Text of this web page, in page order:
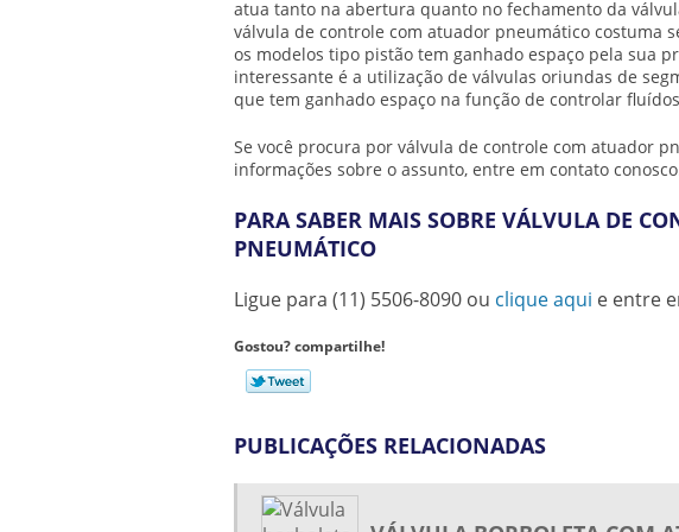
atua tanto na abertura quanto no fechamento da
válvula de controle com atuador pneumático costuma
os modelos tipo pistão tem ganhado espaço pela sua
interessante é a utilização de válvulas oriundas de
que tem ganhado espaço na função de controlar
Se você procura por válvula de controle com atuador
informações sobre o assunto, entre em contato
PARA SABER MAIS SOBRE VÁLVULA DE
PNEUMÁTICO
Ligue para (11) 5506-8090 ou clique aqui e entre
Gostou? compartilhe!
PUBLICAÇÕES RELACIONADAS